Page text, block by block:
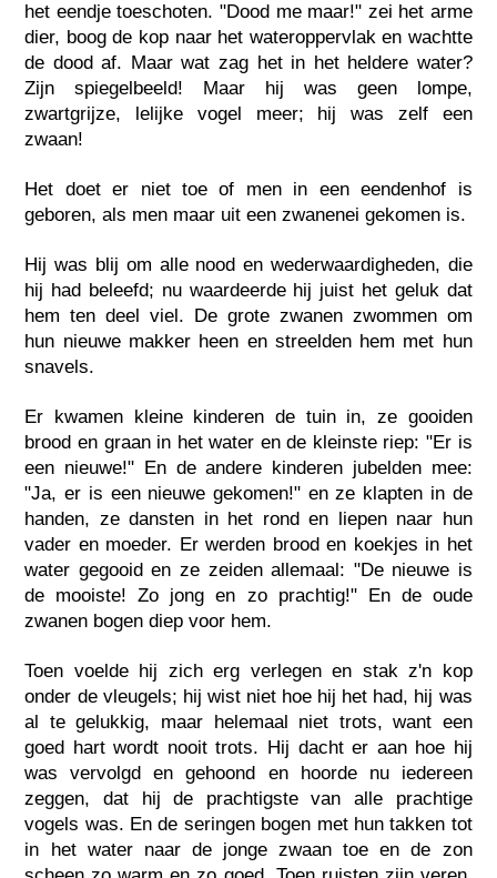
het eendje toeschoten. "Dood me maar!" zei het arme
dier, boog de kop naar het wateroppervlak en wachtte
de dood af. Maar wat zag het in het heldere water?
Zijn spiegelbeeld! Maar hij was geen lompe,
zwartgrijze, lelijke vogel meer; hij was zelf een
zwaan!
Het doet er niet toe of men in een eendenhof is
geboren, als men maar uit een zwanenei gekomen is.
Hij was blij om alle nood en wederwaardigheden, die
hij had beleefd; nu waardeerde hij juist het geluk dat
hem ten deel viel. De grote zwanen zwommen om
hun nieuwe makker heen en streelden hem met hun
snavels.
Er kwamen kleine kinderen de tuin in, ze gooiden
brood en graan in het water en de kleinste riep: "Er is
een nieuwe!" En de andere kinderen jubelden mee:
"Ja, er is een nieuwe gekomen!" en ze klapten in de
handen, ze dansten in het rond en liepen naar hun
vader en moeder. Er werden brood en koekjes in het
water gegooid en ze zeiden allemaal: "De nieuwe is
de mooiste! Zo jong en zo prachtig!" En de oude
zwanen bogen diep voor hem.
Toen voelde hij zich erg verlegen en stak z'n kop
onder de vleugels; hij wist niet hoe hij het had, hij was
al te gelukkig, maar helemaal niet trots, want een
goed hart wordt nooit trots. Hij dacht er aan hoe hij
was vervolgd en gehoond en hoorde nu iedereen
zeggen, dat hij de prachtigste van alle prachtige
vogels was. En de seringen bogen met hun takken tot
in het water naar de jonge zwaan toe en de zon